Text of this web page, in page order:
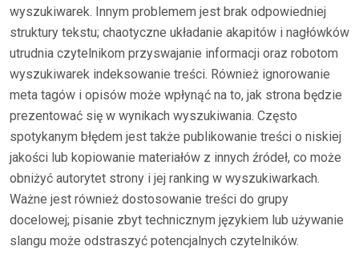
wyszukiwarek. Innym problemem jest brak odpowiedniej
struktury tekstu; chaotyczne układanie akapitów i nagłówków
utrudnia czytelnikom przyswajanie informacji oraz robotom
wyszukiwarek indeksowanie treści. Również ignorowanie
meta tagów i opisów może wpłynąć na to, jak strona będzie
prezentować się w wynikach wyszukiwania. Często
spotykanym błędem jest także publikowanie treści o niskiej
jakości lub kopiowanie materiałów z innych źródeł, co może
obniżyć autorytet strony i jej ranking w wyszukiwarkach.
Ważne jest również dostosowanie treści do grupy
docelowej; pisanie zbyt technicznym językiem lub używanie
slangu może odstraszyć potencjalnych czytelników.